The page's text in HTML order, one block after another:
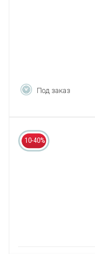
Под заказ
10-40%